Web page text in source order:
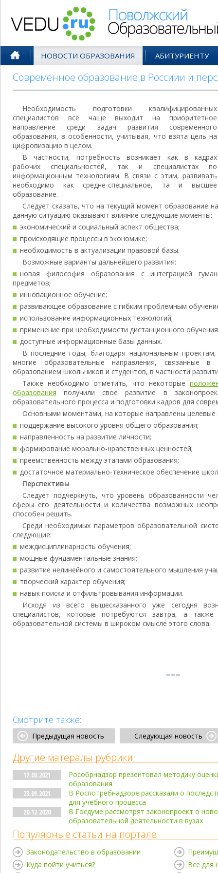
НОВОСТИ ОБРАЗОВАНИЯ АБИТУРИЕНТУ
Современное образование в Россиии и
Необходимость подготовки квалифицированных
специалистов всё чаще выходит на приоритетное
направление среди задач развития современного
образования, в особенности, учитывая, что взята цель на
цифровизацию в целом.
В частности, потребность возникает как в кадрах
рабочих специальностей, так и специалистах по
информационным технологиям. В связи с этим, развивать
необходимо как средне-специальное, та и высшее
образование.
Следует сказать, что на текущий момент образование
данную ситуацию оказывают влияние следующие моменты:
экономический и социальный аспект общества;
происходящие процессы в экономике;
необходимость в актуализации правовой базы.
Возможные варианты дальнейшего развития:
новая философия образования с интеграцией
предметов;
инновационное обучение;
развивающее образование с гибким проблемным
использование информационных технологий;
применение при необходимости дистанционного
доступные информационные базы данных.
В последние годы, благодаря национальным
многие образовательные направления, связанные
образованием школьников и студентов, в частности
Также необходимо отметить, что некоторые
образования получили свое развитие в
образовательного процесса и подготовки кадров для
Основными моментами, на которые направлены целевые
поддержание высокого уровня общего образования;
направленность на развитие личности;
формирование морально-нравственных ценностей;
преемственность между этапами образования;
достаточное материально-техническое обеспечение
Перспективы
Следует подчеркнуть, что уровень образованности
сферы его деятельности и количества возможных
способен решить.
Среди необходимых параметров образовательной
следующие:
междисциплинарность обучения;
мощные фундаментальные знания;
развитие нелинейного и самостоятельного мышления
творческий характер обучения;
навык поиска и отфильтровывания информации.
Исходя из всего вышесказанного уже сегодня
специалистов, которые потребуются завтра, а
образовательной системы в широком смысле этого слова.
Смотрите также:
Предыдущая новость Следующая новость
Другие матералы рубрики:
12.03.2021
Рособрнадзор презентовал методику
образования
23.01.2021
В Роспотребнадзоре рассказали о
для учебного процесса
20.12.2020
В Госдуме рассмотрят законопроект о
образовательной деятельности в вузах
Популярные статьи на портале:
Законодательство в образовании
Куда пойти учиться?
Все для